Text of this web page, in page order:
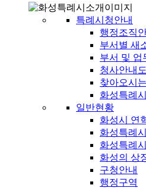
특례시청안내
행정조직
부서별 새
부서 및 업
청사안내도
찾아오시
화성특례
일반현황
화성시 연
화성특례
화성특례
화성의 상
구청안내
행정구역